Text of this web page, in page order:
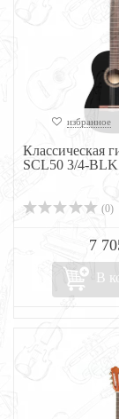
избранное
Классическая
SCL50 3/4-BLK
(0)
7
В